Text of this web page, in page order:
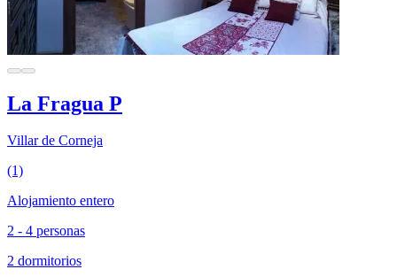
La Fragua P
Villar de Corneja
(1)
Alojamiento entero
2 - 4 personas
2 dormitorios